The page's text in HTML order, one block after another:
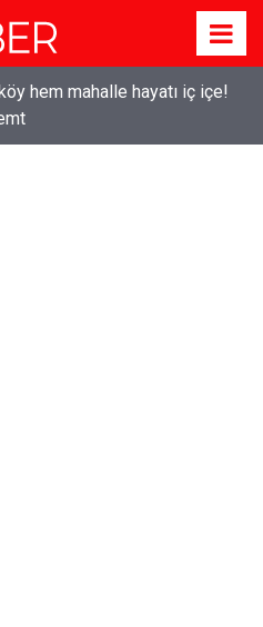
hem mahalle hayatı iç içe!